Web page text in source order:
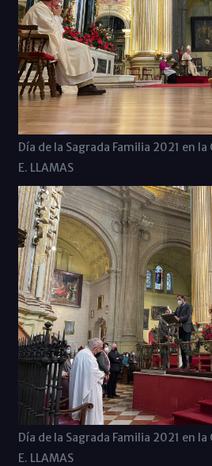
Día de la Sagrada Familia 2021 en
E. LLAMAS
Día de la Sagrada Familia 2021 en
E. LLAMAS